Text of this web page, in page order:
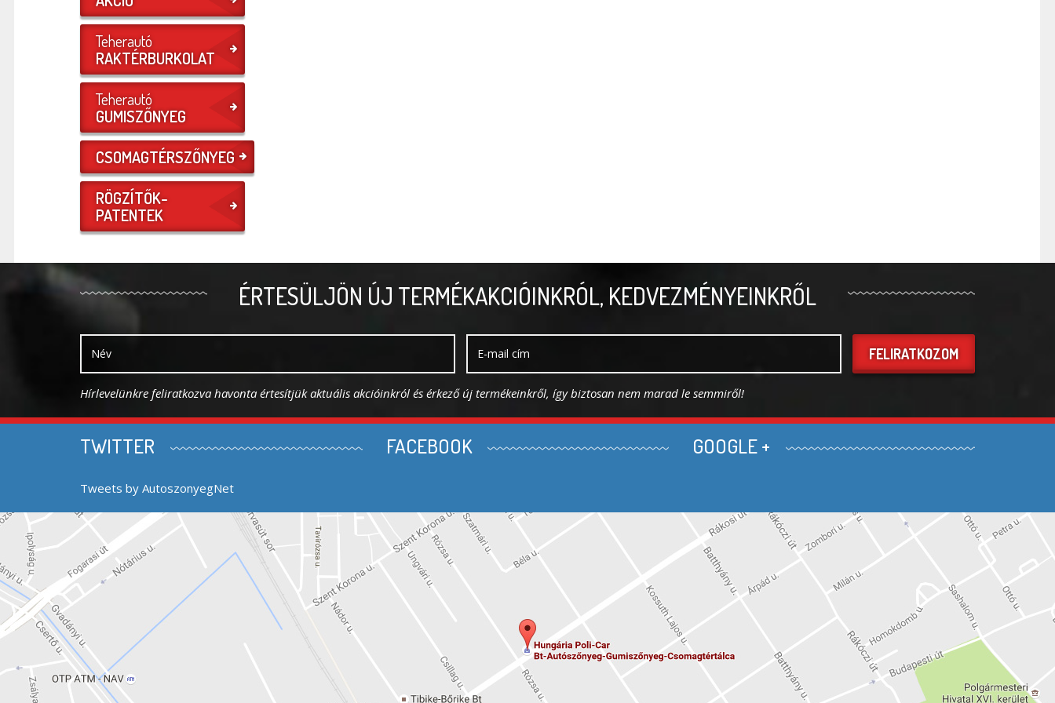
Teherautó
RAKTÉRBURKOLAT
Teherautó
GUMISZŐNYEG
CSOMAGTÉRSZŐNYEG
RÖGZÍTŐK-
PATENTEK
ÉRTESÜLJÖN ÚJ TERMÉKAKCIÓINKRÓL, KEDVEZMÉNYEINKRŐL
FELIRATKOZOM
Hírlevelünkre feliratkozva havonta értesítjük aktuális akcióinkról és érkező új termékeinkről, így biztosan nem marad le semmiről!
TWITTER
Tweets by AutoszonyegNet
FACEBOOK GOOGLE +